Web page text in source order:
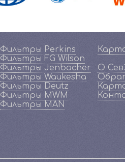
Фильтры Perkins
Фильтры FG Wilson
Фильтры Jenbacher
Фильтры Waukesha
Фильтры Deutz
Фильтры MWM
Фильтры MAN
О